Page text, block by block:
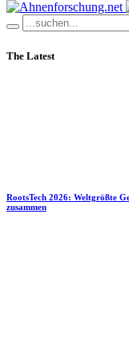
The Latest
RootsTech 2026: Weltgrößte
zusammen